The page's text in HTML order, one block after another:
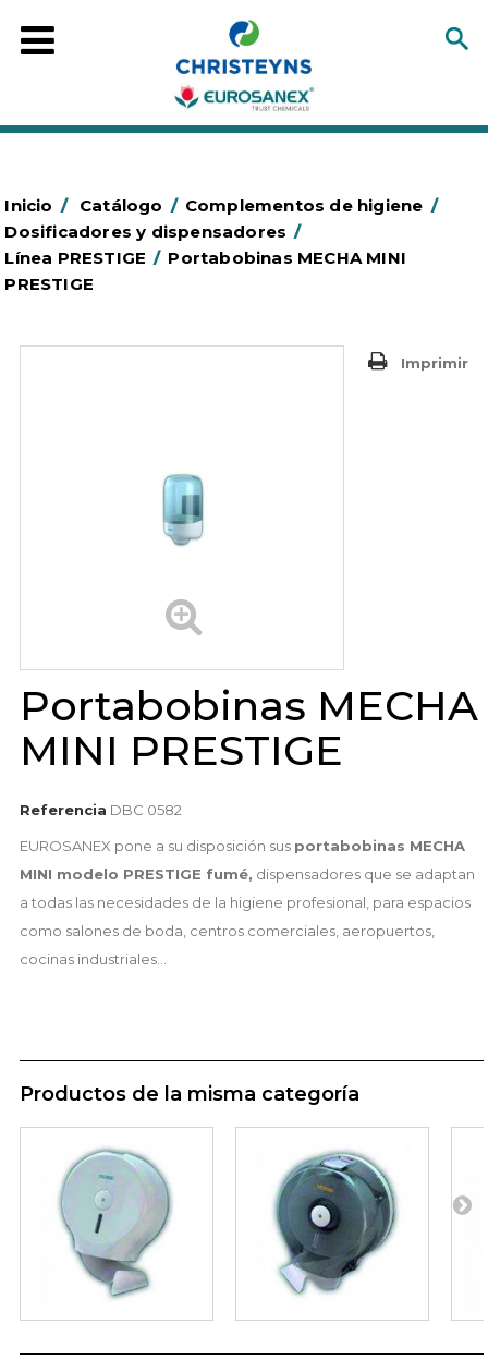
Inicio / Catálogo / Complementos de higiene /
Dosificadores y dispensadores /
Línea PRESTIGE / Portabobinas MECHA MINI
PRESTIGE
Imprimir
Portabobinas MECHA
MINI PRESTIGE
Referencia DBC 0582
EUROSANEX pone a su disposición sus portabobinas MECHA
MINI modelo PRESTIGE fumé, dispensadores que se adaptan
a todas las necesidades de la higiene profesional, para espacios
como salones de boda, centros comerciales, aeropuertos,
cocinas industriales...
Productos de la misma categoría